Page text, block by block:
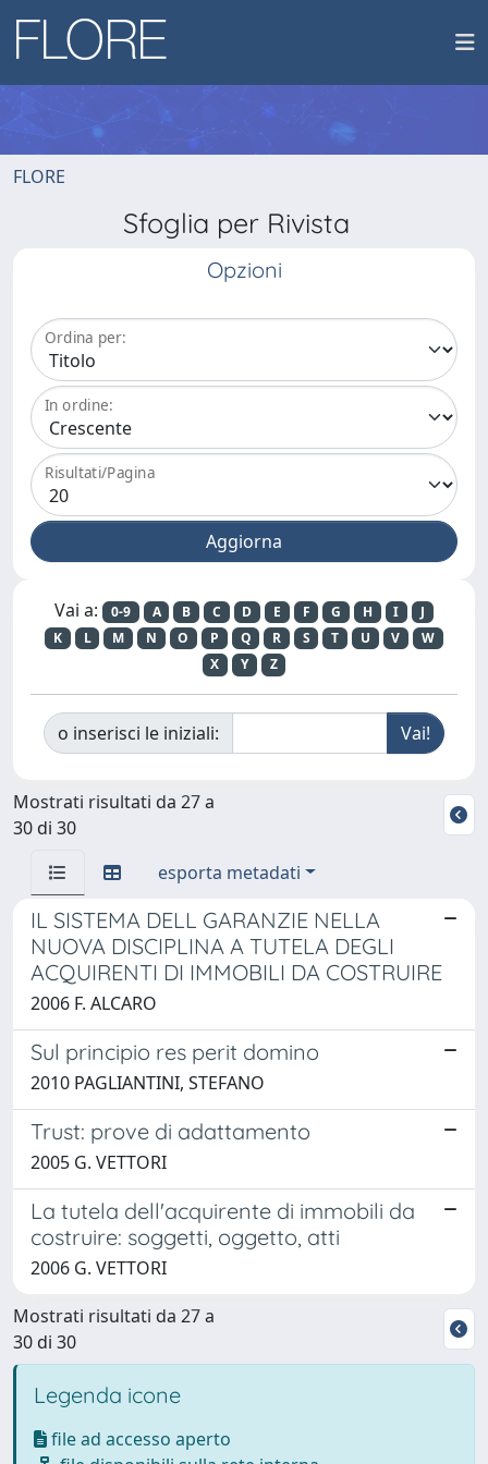
FLORE
Sfoglia per Rivista
Opzioni
Ordina per:
In ordine:
Risultati/Pagina
Vai a: 0-9 A B C D E F G H I
J
K
L M N O P Q R S T U V
W
X
Y Z
o inserisci le iniziali:
Mostrati risultati da 27 a
30 di 30
esporta metadati
IL SISTEMA DELL GARANZIE NELLA
NUOVA DISCIPLINA A TUTELA DEGLI
ACQUIRENTI DI IMMOBILI DA COSTRUIRE
2006 F. ALCARO
Sul principio res perit domino
2010 PAGLIANTINI, STEFANO
Trust: prove di adattamento
2005 G. VETTORI
La tutela dell'acquirente di immobili da
costruire: soggetti, oggetto, atti
2006 G. VETTORI
Mostrati risultati da 27 a
30 di 30
Legenda icone
file ad accesso aperto